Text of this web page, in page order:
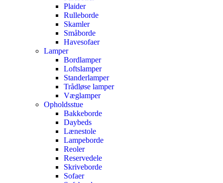
Plaider
Rulleborde
Skamler
Småborde
Havesofaer
Lamper
Bordlamper
Loftslamper
Standerlamper
Trådløse lamper
Væglamper
Opholdsstue
Bakkeborde
Daybeds
Lænestole
Lampeborde
Reoler
Reservedele
Skriveborde
Sofaer